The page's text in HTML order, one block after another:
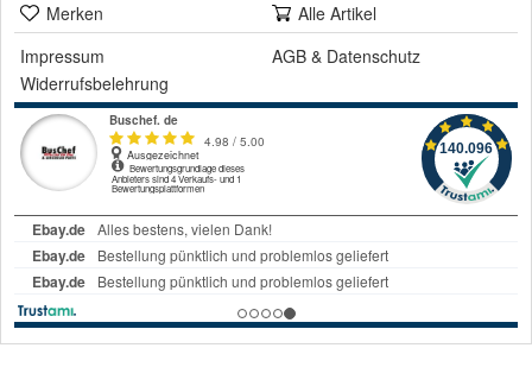
Merken
Alle Artikel
Impressum
AGB & Datenschutz
Widerrufsbelehrung